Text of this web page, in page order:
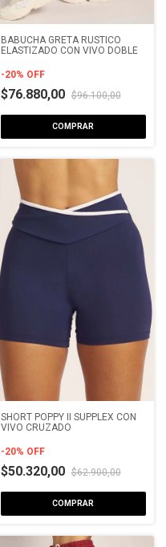
BABUCHA GRETA RUSTICO
ELASTIZADO CON VIVO DOBLE
-20% OFF
$76.880,00 $96.100,00
COMPRAR
SHORT POPPY II SUPPLEX CON
VIVO CRUZADO
-20% OFF
$50.320,00 $62.900,00
COMPRAR